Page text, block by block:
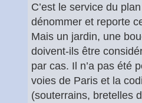
C’est le service du
dénommer et reporte
Mais un jardin, une
doivent-ils être
par cas. Il n’a pas été
voies de Paris et la
(souterrains, bretelles